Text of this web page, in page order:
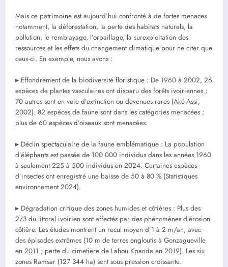
‎Mais ce patrimoine est aujourd’hui confronté à de fortes menaces
notamment, la déforestation, la perte des habitats naturels, la
pollution, le remblayage, l’orpaillage, la surexploitation des
ressources et les effets du changement climatique pour ne citer que
ceux-ci. En exemple, nous avons :
‎▸ Effondrement de la biodiversité floristique : De 1960 à 2002, 26
espèces de plantes vasculaires ont disparu des forêts ivoiriennes ;
70 autres sont en voie d’extinction ou devenues rares (Aké-Assi,
2002). 82 espèces de faune sont dans les catégories menacées ;
plus de 60 espèces d’oiseaux sont menacées.
‎▸ Déclin spectaculaire de la faune emblématique : La population
d’éléphants est passée de 100 000 individus dans les années 1960
à seulement 225 à 500 individus en 2024. Certaines espèces
d’insectes ont enregistré une baisse de 50 à 80 % (Statistiques
environnement 2024).
‎▸ Dégradation critique des zones humides et côtières : Plus des
2/3 du littoral ivoirien sont affectés par des phénomènes d’érosion
côtière. Les études montrent un recul moyen d’1 à 2 m/an, avec
des épisodes extrêmes (10 m de terres engloutis à Gonzagueville
en 2011 ; perte du cimetière de Lahou Kpanda en 2019). Les six
zones Ramsar (127 344 ha) sont sous pression croissante.